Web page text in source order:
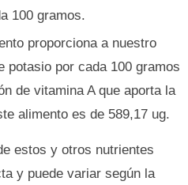
100 gramos.
proporciona a nuestro
potasio por cada 100 gramos
de vitamina A que aporta la
alimento es de 589,17 ug.
estos y otros nutrientes
y puede variar según la